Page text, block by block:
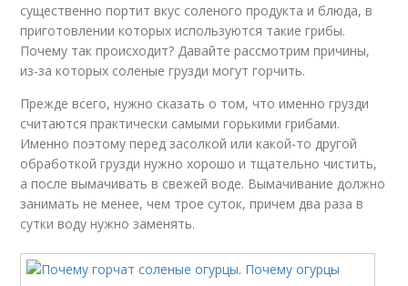
существенно портит вкус соленого продукта и блюда, в
приготовлении которых используются такие грибы.
Почему так происходит? Давайте рассмотрим причины,
из-за которых соленые грузди могут горчить.
Прежде всего, нужно сказать о том, что именно грузди
считаются практически самыми горькими грибами.
Именно поэтому перед засолкой или какой-то другой
обработкой грузди нужно хорошо и тщательно чистить,
а после вымачивать в свежей воде. Вымачивание должно
занимать не менее, чем трое суток, причем два раза в
сутки воду нужно заменять.